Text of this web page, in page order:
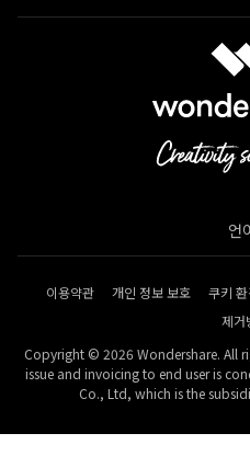
이용약관 개인 정보 보호 쿠키
제거
Copyright © 2026 Wondershare. All
issue and invoicing to end user is
Co., Ltd, which is the
언